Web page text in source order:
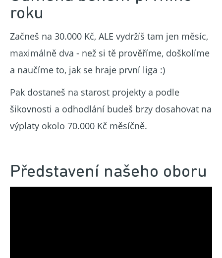
roku
Začneš na 30.000 Kč, ALE vydržíš tam jen měsíc,
maximálně dva - než si tě prověříme, doškolíme
a naučíme to, jak se hraje první liga :)
Pak dostaneš na starost projekty a podle
šikovnosti a odhodlání budeš brzy dosahovat na
výplaty okolo 70.000 Kč měsíčně.
Představení našeho oboru